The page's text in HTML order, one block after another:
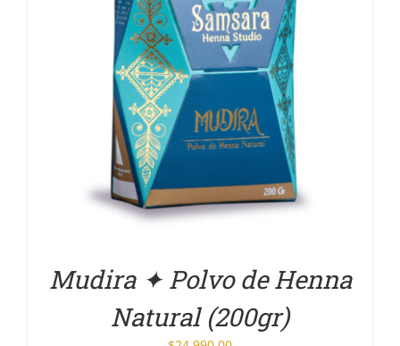
DETALLES
Mudira ✦ Polvo de Henna
Natural (200gr)